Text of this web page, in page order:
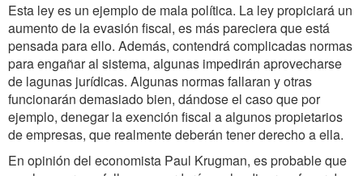
Esta ley es un ejemplo de mala política. La ley propiciará un
aumento de la evasión fiscal, es más pareciera que está
pensada para ello. Además, contendrá complicadas normas
para engañar al sistema, algunas impedirán aprovecharse
de lagunas jurídicas. Algunas normas fallaran y otras
funcionarán demasiado bien, dándose el caso que por
ejemplo, denegar la exención fiscal a algunos propietarios
de empresas, que realmente deberán tener derecho a ella.
En opinión del economista Paul Krugman, es probable que